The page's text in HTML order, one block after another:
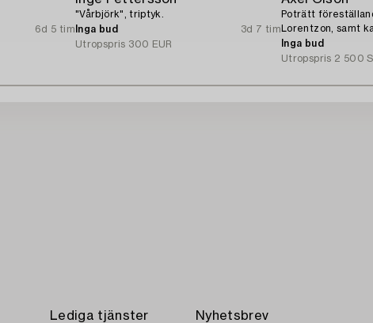
6d 5 tim
"Vårbjörk", triptyk.
Inga bud
3d 7 tim
Utropspris 300 EUR
Poträtt
Lorentzon, samt
Kamrer Ingvarsson.
Inga bud
Utropspris 2 500
Lediga tjänster Nyhetsbrev